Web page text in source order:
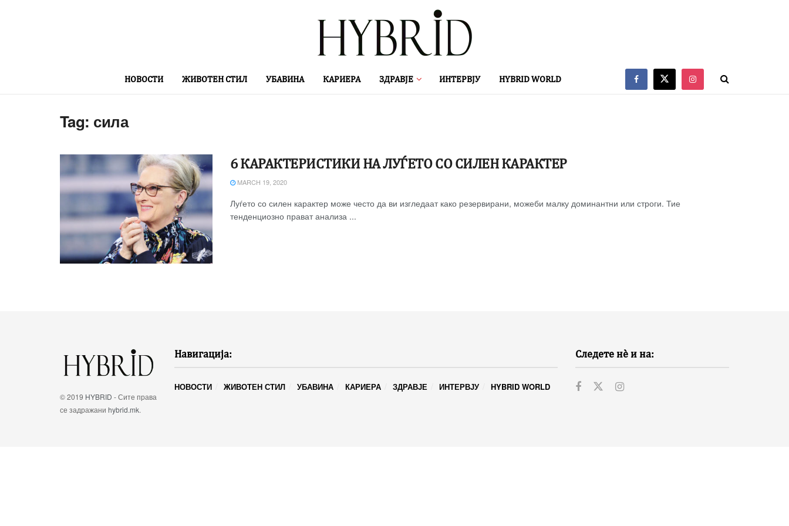
НОВОСТИ ЖИВОТЕН СТИЛ УБАВИНА КАРИЕРА ЗДРАВЈЕ ИНТЕРВЈУ HYBRID WORLD
Tag: сила
6 КАРАКТЕРИСТИКИ НА ЛУЃЕТО СО СИЛЕН КАРАКТЕР
MARCH 19, 2020
Луѓето со силен карактер може често да ви изгледаат како резервирани, можеби малку доминантни или строги. Тие
тенденциозно прават анализа ...
© 2019 HYBRID - Сите права
се задражани hybrid.mk.
Навигација:
НОВОСТИ ЖИВОТЕН СТИЛ УБАВИНА КАРИЕРА ЗДРАВЈЕ ИНТЕРВЈУ HYBRID WORLD
Следете нѐ и на: